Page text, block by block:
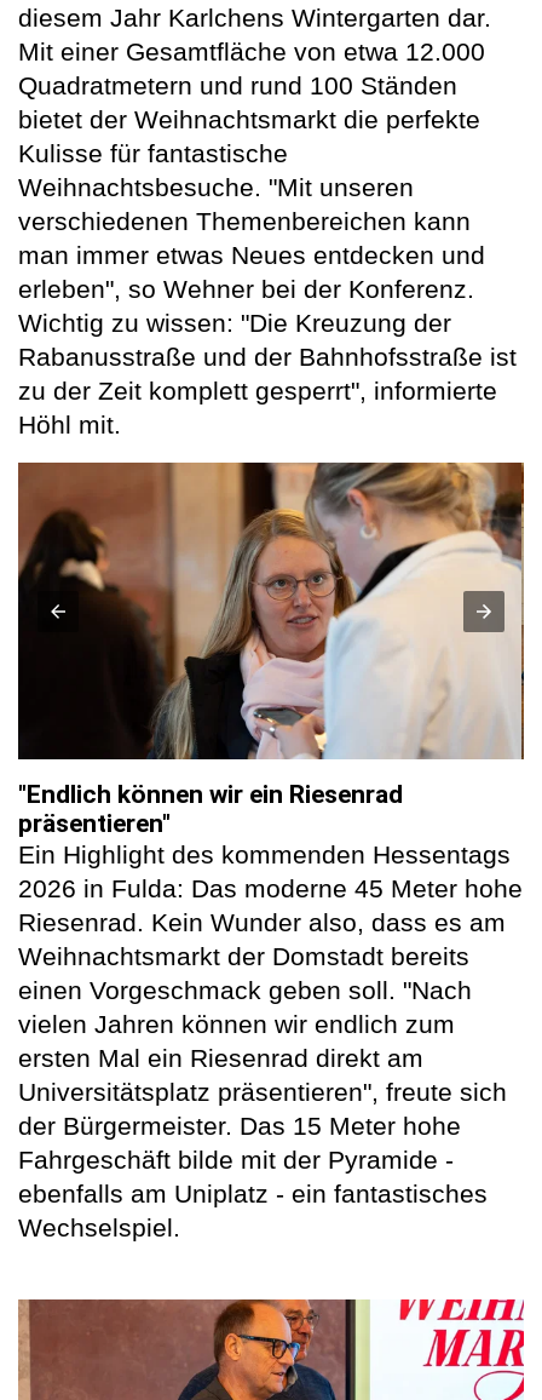
diesem Jahr Karlchens Wintergarten dar.
Mit einer Gesamtfläche von etwa 12.000
Quadratmetern und rund 100 Ständen
bietet der Weihnachtsmarkt die perfekte
Kulisse für fantastische
Weihnachtsbesuche. "Mit unseren
verschiedenen Themenbereichen kann
man immer etwas Neues entdecken und
erleben", so Wehner bei der Konferenz.
Wichtig zu wissen: "Die Kreuzung der
Rabanusstraße und der Bahnhofsstraße ist
zu der Zeit komplett gesperrt", informierte
Höhl mit.
"Endlich können wir ein Riesenrad
präsentieren"
Ein Highlight des kommenden Hessentags
2026 in Fulda: Das moderne 45 Meter hohe
Riesenrad. Kein Wunder also, dass es am
Weihnachtsmarkt der Domstadt bereits
einen Vorgeschmack geben soll. "Nach
vielen Jahren können wir endlich zum
ersten Mal ein Riesenrad direkt am
Universitätsplatz präsentieren", freute sich
der Bürgermeister. Das 15 Meter hohe
Fahrgeschäft bilde mit der Pyramide -
ebenfalls am Uniplatz - ein fantastisches
Wechselspiel.